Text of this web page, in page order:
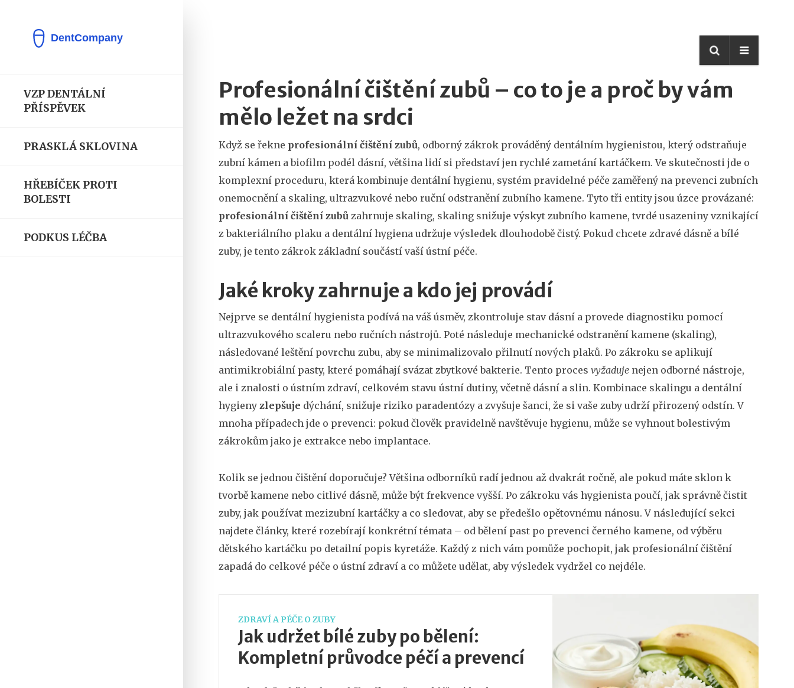
VZP DENTÁLNÍ
PŘÍSPĚVEK
PRASKLÁ SKLOVINA
HŘEBÍČEK PROTI
BOLESTI
PODKUS LÉČBA
Profesionální čištění zubů – co to je a proč by vám
mělo ležet na srdci
Když se řekne profesionální čištění zubů, odborný zákrok prováděný dentálním hygienistou, který odstraňuje
zubní kámen a biofilm podél dásní, většina lidí si představí jen rychlé zametání kartáčkem. Ve skutečnosti jde o
komplexní proceduru, která kombinuje dentální hygienu, systém pravidelné péče zaměřený na prevenci zubních
onemocnění a skaling, ultrazvukové nebo ruční odstranění zubního kamene. Tyto tři entity jsou úzce provázané:
profesionální čištění zubů zahrnuje skaling, skaling snižuje výskyt zubního kamene, tvrdé usazeniny vznikající
z bakteriálního plaku a dentální hygiena udržuje výsledek dlouhodobě čistý. Pokud chcete zdravé dásně a bílé
zuby, je tento zákrok základní součástí vaší ústní péče.
Jaké kroky zahrnuje a kdo jej provádí
Nejprve se dentální hygienista podívá na váš úsměv, zkontroluje stav dásní a provede diagnostiku pomocí
ultrazvukového scaleru nebo ručních nástrojů. Poté následuje mechanické odstranění kamene (skaling),
následované leštění povrchu zubu, aby se minimalizovalo přilnutí nových plaků. Po zákroku se aplikují
antimikrobiální pasty, které pomáhají svázat zbytkové bakterie. Tento proces vyžaduje nejen odborné nástroje,
ale i znalosti o ústním zdraví, celkovém stavu ústní dutiny, včetně dásní a slin. Kombinace skalingu a dentální
hygieny zlepšuje dýchání, snižuje riziko paradentózy a zvyšuje šanci, že si vaše zuby udrží přirozený odstín. V
mnoha případech jde o prevenci: pokud člověk pravidelně navštěvuje hygienu, může se vyhnout bolestivým
zákrokům jako je extrakce nebo implantace.
Kolik se jednou čištění doporučuje? Většina odborníků radí jednou až dvakrát ročně, ale pokud máte sklon k
tvorbě kamene nebo citlivé dásně, může být frekvence vyšší. Po zákroku vás hygienista poučí, jak správně čistit
zuby, jak používat mezizubní kartáčky a co sledovat, aby se předešlo opětovnému nánosu. V následující sekci
najdete články, které rozebírají konkrétní témata – od bělení past po prevenci černého kamene, od výběru
dětského kartáčku po detailní popis kyretáže. Každý z nich vám pomůže pochopit, jak profesionální čištění
zapadá do celkové péče o ústní zdraví a co můžete udělat, aby výsledek vydržel co nejdéle.
ZDRAVÍ A PÉČE O ZUBY
Jak udržet bílé zuby po bělení:
Kompletní průvodce péčí a prevencí